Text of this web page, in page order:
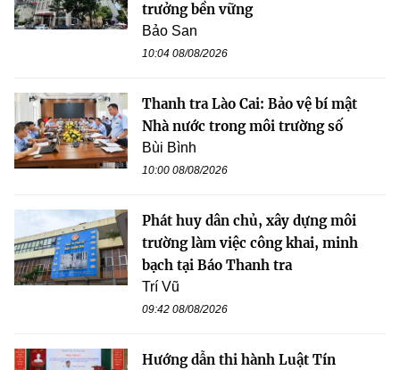
trưởng bền vững
Bảo San
10:04 08/08/2026
Thanh tra Lào Cai: Bảo vệ bí mật
Nhà nước trong môi trường số
Bùi Bình
10:00 08/08/2026
Phát huy dân chủ, xây dựng môi
trường làm việc công khai, minh
bạch tại Báo Thanh tra
Trí Vũ
09:42 08/08/2026
Hướng dẫn thi hành Luật Tín